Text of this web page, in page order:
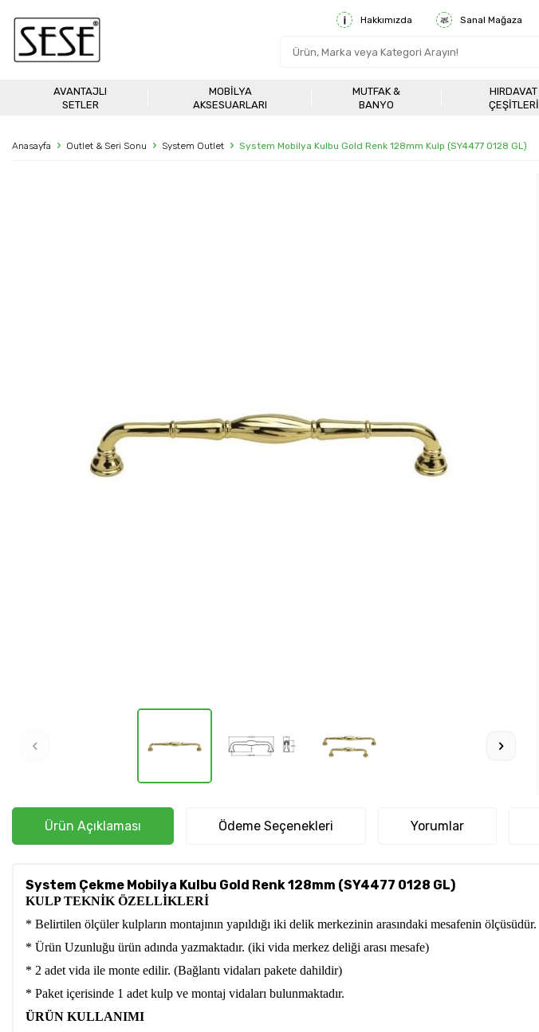
Hakkımızda Sanal Mağaza
AVANTAJLI
SETLER
MOBILYA
AKSESUARLARI
MUTFAK &
BANYO
HIRDAVAT
ÇEŞITLERI
Anasayfa Outlet & Seri Sonu System Outlet System Mobilya Kulbu Gold Renk 128mm Kulp (SY4477 0128 GL)
Ürün Açıklaması Ödeme Seçenekleri Yorumlar
System Çekme Mobilya Kulbu Gold Renk 128mm (SY4477 0128 GL)
KULP TEKNİK ÖZELLİKLERİ
* Belirtilen ölçüler kulpların montajının yapıldığı iki delik merkezinin arasındaki mesafenin ölçüsüdür.
* Ürün Uzunluğu ürün adında yazmaktadır. (iki vida merkez deliği arası mesafe)
* 2 adet vida ile monte edilir. (Bağlantı vidaları pakete dahildir)
* Paket içerisinde 1 adet kulp ve montaj vidaları bulunmaktadır.
ÜRÜN KULLANIMI